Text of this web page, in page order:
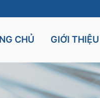
CHỦ GIỚI THIỆU